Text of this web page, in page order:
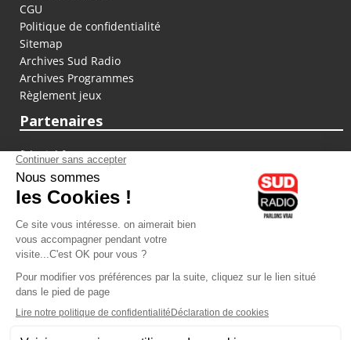
CGU
Politique de confidentialité
Sitemap
Archives Sud Radio
Archives Programmes
Règlement jeux
Partenaires
fiducial.fr
lyoncapitale.fr
olympique-et-lyonnais.com
L'application Iphone / Android
Téléchargez l'application
Les cookies